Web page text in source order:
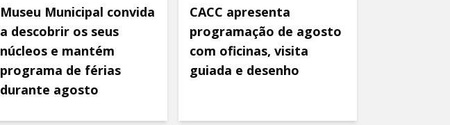
Museu Municipal convida
a descobrir os seus
núcleos e mantém
programa de férias
durante agosto
CACC apresenta
programação de agosto
com oficinas, visita
guiada e desenho